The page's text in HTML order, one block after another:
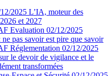
2025 L’IA, moteur des
et 2027
Evaluation 02/12/2025
pas savoir est pire que savoir
Réglementation 02/12/2025
le devoir de vigilance et le
transformées